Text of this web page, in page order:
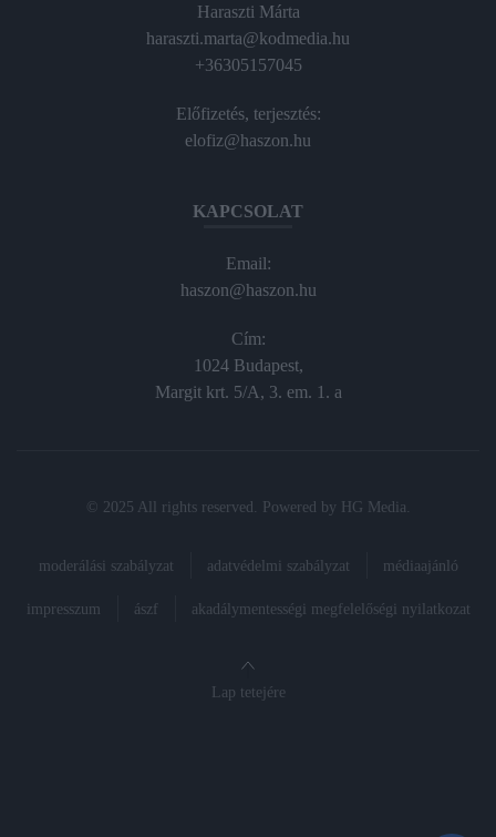
Haraszti Márta
haraszti.marta@kodmedia.hu
+36305157045
Előfizetés, terjesztés:
elofiz@haszon.hu
KAPCSOLAT
Email:
haszon@haszon.hu
Cím:
1024 Budapest,
Margit krt. 5/A, 3. em. 1. a
© 2025 All rights reserved. Powered by HG Media
moderálási szabályzat adatvédelmi szabályzat médiaajánló
impresszum ászf akadálymentességi megfelelőségi nyilatkozat
Lap tetejére